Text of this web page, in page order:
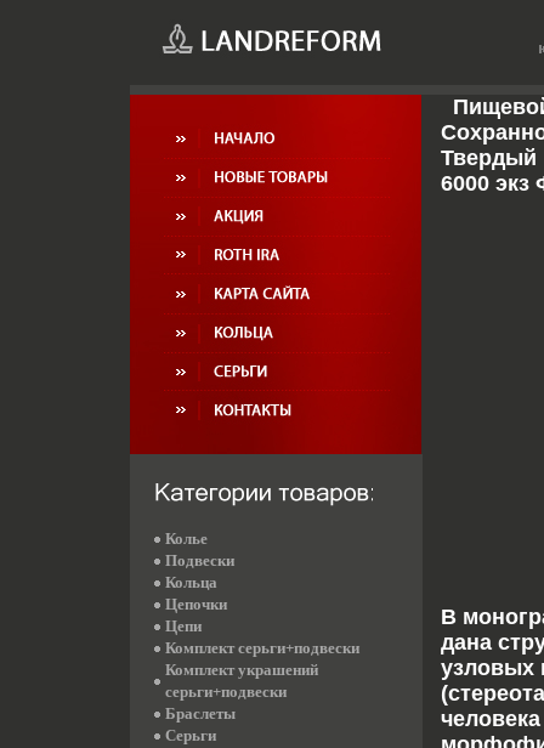
Твердый
6000 экз
В
дана
узловых
Колье
Подвески
Кольца
Цепочки
Цепи
Комплект серьги+подвески
Комплект украшений
серьги+подвески
Браслеты
Серьги